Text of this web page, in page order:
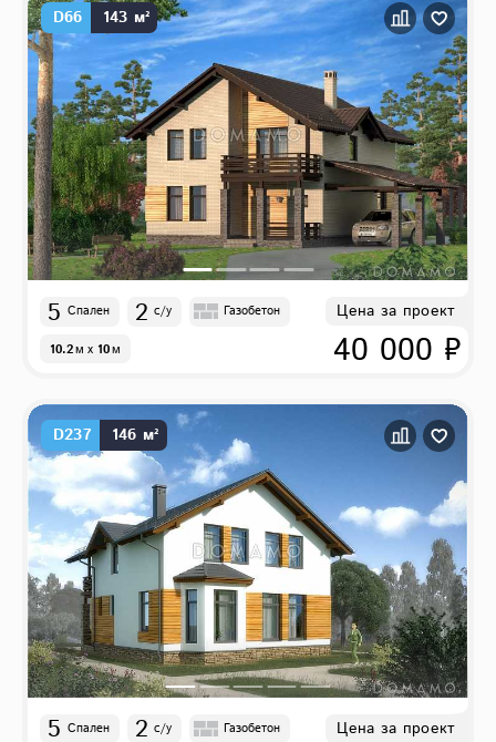
D66 143 м²
5 Спален 2 с/у Газобетон
10.2м x 10м
Цена за проект
40 000 ₽
D237 146 м²
5 Спален 2 с/у Газобетон Цена за проект